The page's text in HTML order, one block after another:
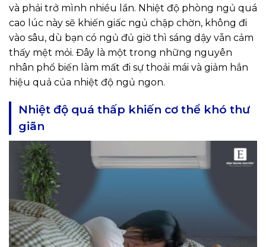
và phải trở mình nhiều lần. Nhiệt độ phòng ngủ quá
cao lúc này sẽ khiến giấc ngủ chập chờn, không đi
vào sâu, dù bạn có ngủ đủ giờ thì sáng dậy vẫn cảm
thấy mệt mỏi. Đây là một trong những nguyên
nhân phổ biến làm mất đi sự thoải mái và giảm hẳn
hiệu quả của nhiệt độ ngủ ngon.
Nhiệt độ quá thấp khiến cơ thể khó thư
giãn